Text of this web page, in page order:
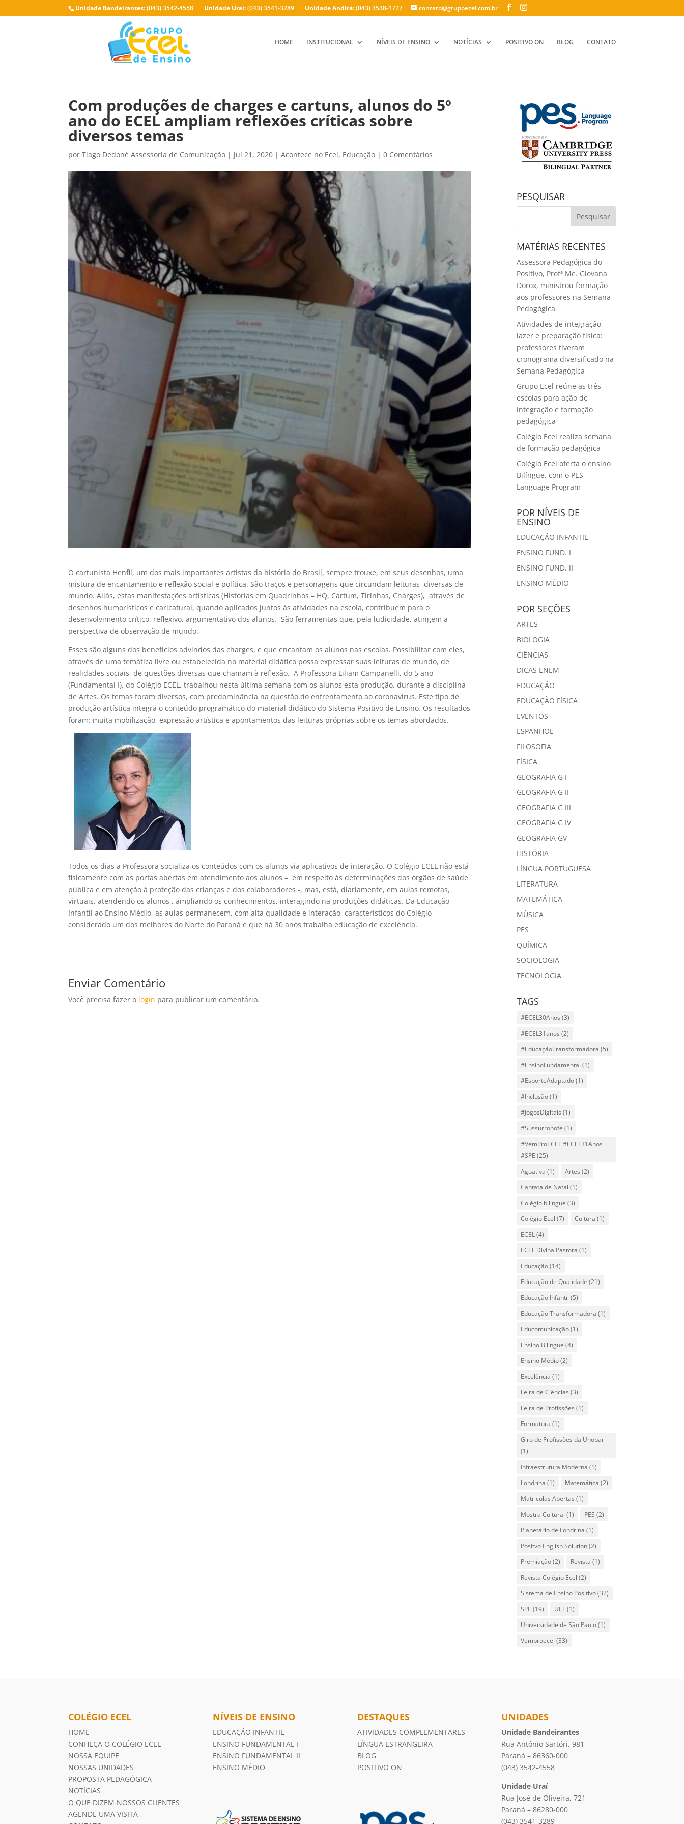
Unidade Bandeirantes:(043) 3542-4558 Unidade Uraí:(043) 3541-3289 Unidade Andirá:(043) 3538-1727 contato@grupoecel.com.br
HOME INSTITUCIONAL NÍVEIS DE ENSINO NOTÍCIAS POSITIVO ON BLOG CONTATO
Com produções de charges e cartuns, alunos do 5º
ano do ECEL ampliam reflexões críticas sobre
diversos temas
porTiago Dedoné Assessoria de Comunicação | jul 21, 2020 |Acontece no Ecel, Educação |0 Comentários
O cartunista Henfil, um dos mais importantes artistas da história do Brasil, sempre trouxe, em seus desenhos, uma
mistura de encantamento e reflexão social e política. São traços e personagens que circundam leituras diversas de
mundo. Aliás, estas manifestações artísticas (Histórias em Quadrinhos – HQ, Cartum, Tirinhas, Charges), através de
desenhos humorísticos e caricatural, quando aplicados juntos às atividades na escola, contribuem para o
desenvolvimento crítico, reflexivo, argumentativo dos alunos. São ferramentas que, pela ludicidade, atingem a
perspectiva de observação de mundo.
Esses são alguns dos benefícios advindos das charges, e que encantam os alunos nas escolas. Possibilitar com eles,
através de uma temática livre ou estabelecida no material didático possa expressar suas leituras de mundo, de
realidades sociais, de questões diversas que chamam à reflexão. A Professora Liliam Campanelli, do 5 ano
(Fundamental I), do Colégio ECEL, trabalhou nesta última semana com os alunos esta produção, durante a disciplina
de Artes. Os temas foram diversos, com predominância na questão do enfrentamento ao coronavírus. Este tipo de
produção artística integra o conteúdo programático do material didático do Sistema Positivo de Ensino. Os resultados
foram: muita mobilização, expressão artística e apontamentos das leituras próprias sobre os temas abordados.
Todos os dias a Professora socializa os conteúdos com os alunos via aplicativos de interação. O Colégio ECEL não está
fisicamente com as portas abertas em atendimento aos alunos – em respeito às determinações dos órgãos de saúde
pública e em atenção à proteção das crianças e dos colaboradores -, mas, está, diariamente, em aulas remotas,
virtuais, atendendo os alunos , ampliando os conhecimentos, interagindo na produções didáticas. Da Educação
Infantil ao Ensino Médio, as aulas permanecem, com alta qualidade e interação, característicos do Colégio
considerado um dos melhores do Norte do Paraná e que há 30 anos trabalha educação de excelência.
Enviar Comentário
Você precisa fazer o login para publicar um comentário.
PESQUISAR
MATÉRIAS RECENTES
Assessora Pedagógica do
Positivo, Profª Me. Giovana
Dorox, ministrou formação
aos professores na Semana
Pedagógica
Atividades de integração,
lazer e preparação física:
professores tiveram
cronograma diversificado na
Semana Pedagógica
Grupo Ecel reúne as três
escolas para ação de
integração e formação
pedagógica
Colégio Ecel realiza semana
de formação pedagógica
Colégio Ecel oferta o ensino
Bilíngue, com o PES
Language Program
POR NÍVEIS DE
ENSINO
EDUCAÇÃO INFANTIL
ENSINO FUND. I
ENSINO FUND. II
ENSINO MÉDIO
POR SEÇÕES
ARTES
BIOLOGIA
CIÊNCIAS
DICAS ENEM
EDUCAÇÃO
EDUCAÇÃO FÍSICA
EVENTOS
ESPANHOL
FILOSOFIA
FÍSICA
GEOGRAFIA G I
GEOGRAFIA G II
GEOGRAFIA G III
GEOGRAFIA G IV
GEOGRAFIA GV
HISTÓRIA
LÍNGUA PORTUGUESA
LITERATURA
MATEMÁTICA
MÙSICA
PES
QUÍMICA
SOCIOLOGIA
TECNOLOGIA
TAGS
#ECEL30Anos (3)
#ECEL31anos (2)
#EducaçãoTransformadora (5)
#EnsinoFundamental (1)
#EsporteAdaptado(1)
#Inclusão(1)
#JogosDigitais (1)
#Sussurronofe (1)
#VemProECEL #ECEL31Anos
#SPE (25)
Aguativa (1) Artes (2)
Cantata de Natal (1)
Colégio bilíngue (3)
Colégio Ecel (7) Cultura (1)
ECEL(4)
ECEL Divina Pastora (1)
Educação(14)
Educação de Qualidade (21)
Educação Infantil (5)
Educação Transformadora (1)
Educomunicação(1)
Ensino Bilíngue (4)
Ensino Médio(2)
Excelência (1)
Feira de Ciências (3)
Feira de Profissões (1)
Formatura (1)
Giro de Profissões da Unopar
(1)
Infraestrutura Moderna (1)
Londrina (1) Matemática (2)
Matriculas Abertas (1)
Mostra Cultural (1) PES (2)
Planetário de Londrina (1)
Positvo English Solution(2)
Premiação(2) Revista (1)
Revista Colégio Ecel (2)
Sistema de Ensino Positivo(32)
SPE (19) UEL(1)
Universidade de São Paulo(1)
Vemproecel (33)
COLÉGIO ECEL
HOME
CONHEÇA O COLÉGIO ECEL
NOSSA EQUIPE
NOSSAS UNIDADES
PROPOSTA PEDAGÓGICA
NOTÍCIAS
O QUE DIZEM NOSSOS CLIENTES
AGENDE UMA VISITA
NÍVEIS DE ENSINO
EDUCAÇÃO INFANTIL
ENSINO FUNDAMENTAL I
ENSINO FUNDAMENTAL II
ENSINO MÉDIO
DESTAQUES
ATIVIDADES COMPLEMENTARES
LÍNGUA ESTRANGEIRA
BLOG
POSITIVO ON
UNIDADES
Unidade Bandeirantes
Rua Antônio Sartóri, 981
Paraná – 86360-000
(043) 3542-4558
Unidade Uraí
Rua José de Oliveira, 721
Paraná – 86280-000
(043) 3541-3289